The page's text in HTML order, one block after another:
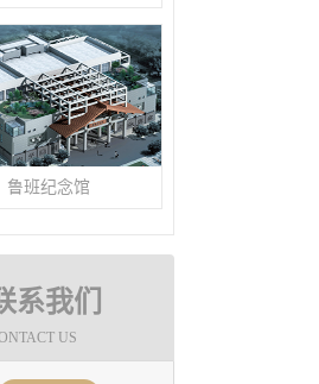
鲁班纪念馆
系我们
US